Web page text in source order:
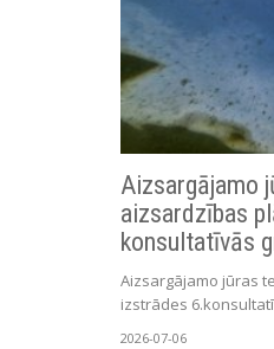
Aizsargājamo
aizsardzības
konsultatīvās
Aizsargājamo jūras
izstrādes
2026-07-06